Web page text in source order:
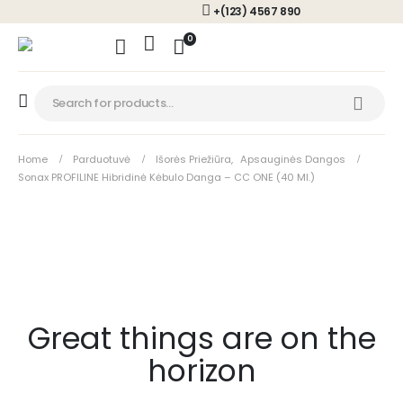
+(123) 4567 890
0
Home Parduotuvė Išorės Priežiūra, Apsauginės Dangos
Sonax PROFILINE Hibridinė Kėbulo Danga – CC ONE (40 Ml.)
Great things are on the
horizon